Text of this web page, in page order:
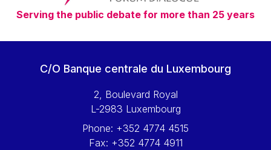
Vítor Manuel da Silva Caldeira
Viviane Reding
Walter Hagg
Wolfgang Ketterle
Yossi Beillin
Serving the public debate for more than 25 years
C/O Banque centrale du Luxembourg
2, Boulevard Royal
L-2983 Luxembourg
Phone: +352 4774 4515
Fax: +352 4774 4911